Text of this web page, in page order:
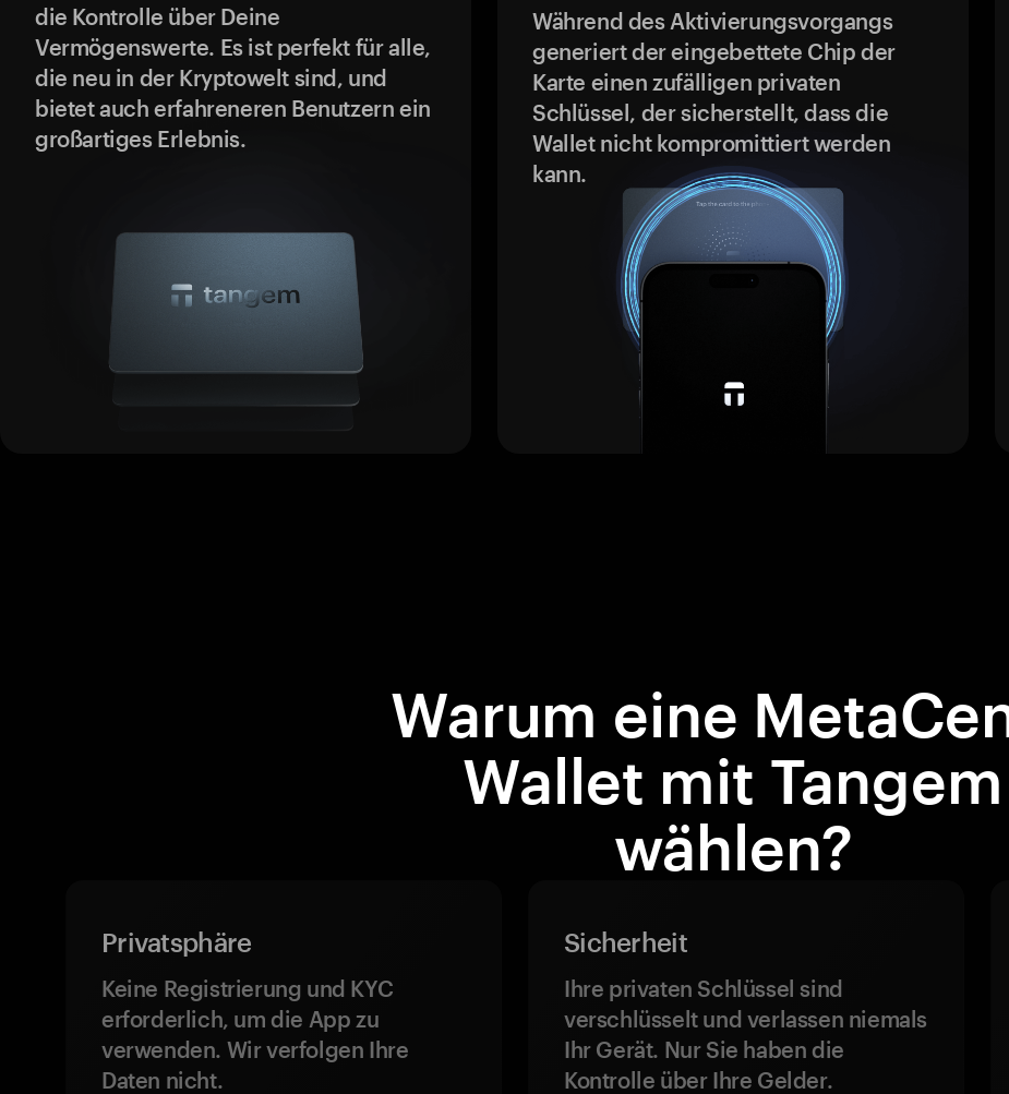
die Kontrolle über Deine
Vermögenswerte. Es ist perfekt für alle,
die neu in der Kryptowelt sind, und
bietet auch erfahreneren Benutzern ein
großartiges Erlebnis.
Während des Aktivierungsvorgangs
generiert der eingebettete Chip der
Karte einen zufälligen privaten
Schlüssel, der sicherstellt, dass die
Wallet nicht kompromittiert werden
kann.
Warum eine
Wallet mit Tangem
wählen?
Privatsphäre
Keine Registrierung und KYC
erforderlich, um die App zu
verwenden. Wir verfolgen Ihre
Daten nicht.
Sicherheit
Ihre privaten Schlüssel sind
verschlüsselt und verlassen niemals
Ihr Gerät. Nur Sie haben die
Kontrolle über Ihre Gelder.